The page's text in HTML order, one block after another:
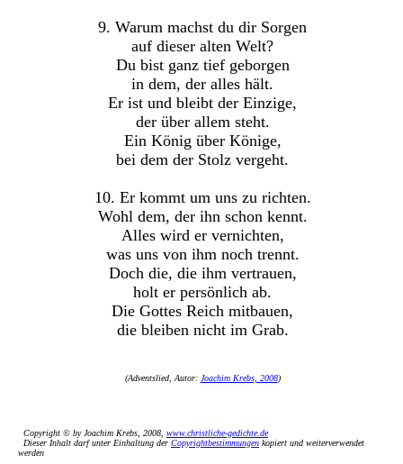
9. Warum machst du dir Sorgen
auf dieser alten Welt?
Du bist ganz tief geborgen
in dem, der alles hält.
Er ist und bleibt der Einzige,
der über allem steht.
Ein König über Könige,
bei dem der Stolz vergeht.
10. Er kommt um uns zu richten.
Wohl dem, der ihn schon kennt.
Alles wird er vernichten,
was uns von ihm noch trennt.
Doch die, die ihm vertrauen,
holt er persönlich ab.
Die Gottes Reich mitbauen,
die bleiben nicht im Grab.
(Adventslied, Autor: Joachim Krebs, 2008)
Copyright © by Joachim Krebs, 2008, www.christliche-gedichte.de
Dieser Inhalt darf unter Einhaltung der Copyrightbestimmungen kopiert und weiterverwendet
werden